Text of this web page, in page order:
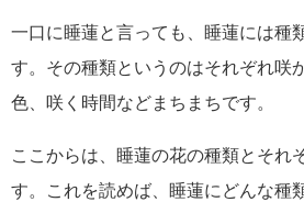
一口に睡蓮と言っても、睡蓮には種
す。その種類というのはそれぞれ咲
色、咲く時間などまちまちです。
ここからは、睡蓮の花の種類とそれ
す。これを読めば、睡蓮にどんな種